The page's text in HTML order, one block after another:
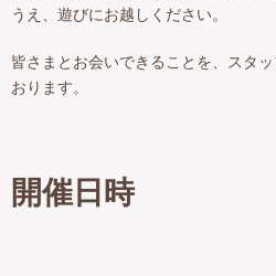
うえ、遊びにお越しください。
皆さまとお会いできることを、スタ
おります。
開催日時